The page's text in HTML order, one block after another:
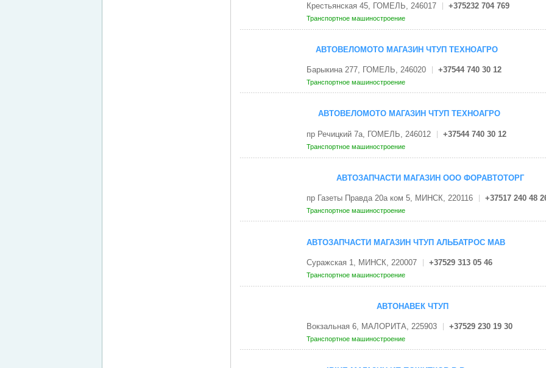
Крестьянская 45, ГОМЕЛЬ, 246017 +375232 704 769
Транспортное машиностроение
АВТОВЕЛОМОТО МАГАЗИН ЧТУП ТЕХНОАГРО
Барыкина 277, ГОМЕЛЬ, 246020 +37544 740 30 12
Транспортное машиностроение
АВТОВЕЛОМОТО МАГАЗИН ЧТУП ТЕХНОАГРО
пр Речицкий 7а, ГОМЕЛЬ, 246012 +37544 740 30 12
Транспортное машиностроение
АВТОЗАПЧАСТИ МАГАЗИН ООО ФОРАВТОТОРГ
пр Газеты Правда 20а ком 5, МИНСК, 220116 +37517 240 48
Транспортное машиностроение
АВТОЗАПЧАСТИ МАГАЗИН ЧТУП АЛЬБАТРОС МАВ
Суражская 1, МИНСК, 220007 +37529 313 05 46
Транспортное машиностроение
АВТОНАВЕК ЧТУП
Вокзальная 6, МАЛОРИТА, 225903 +37529 230 19 30
Транспортное машиностроение